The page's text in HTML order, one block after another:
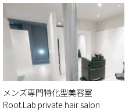
メンズ専門特化型美容室
Root.Lab private hair salon